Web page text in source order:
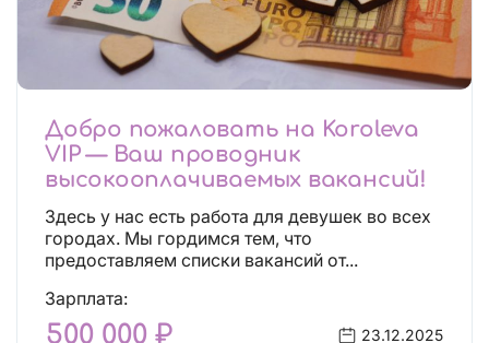
Добро пожаловать на Koroleva
VIP — Ваш проводник
высокооплачиваемых вакансий!
Здесь у нас есть работа для девушек во всех
городах. Мы гордимся тем, что
предоставляем списки вакансий от...
Зарплата:
500 000 ₽ 23.12.2025